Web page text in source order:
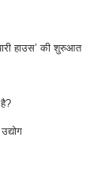
हाउस’ की शुरुआत